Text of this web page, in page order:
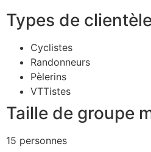
Types de
Cyclistes
Randonneurs
Pèlerins
VTTistes
Taille de groupe
15 personnes